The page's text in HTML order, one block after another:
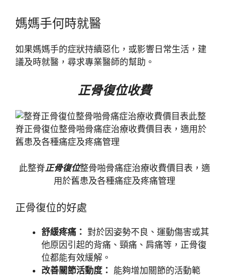
媽媽手何時就醫
如果媽媽手的症狀持續惡化，或影響日常生活，建
議及時就醫，尋求專業醫師的幫助。
正骨復位收費
此整脊正骨復位整骨啪骨痛症治療收費價目表，適
用於舊患及各種痛症及疼痛管理
正骨復位的好處
舒緩疼痛： 對於因姿勢不良、運動傷害或其
他原因引起的背痛、頸痛、肩痛等，正骨復
位都能有效緩解。
改善關節活動度： 能夠增加關節的活動範